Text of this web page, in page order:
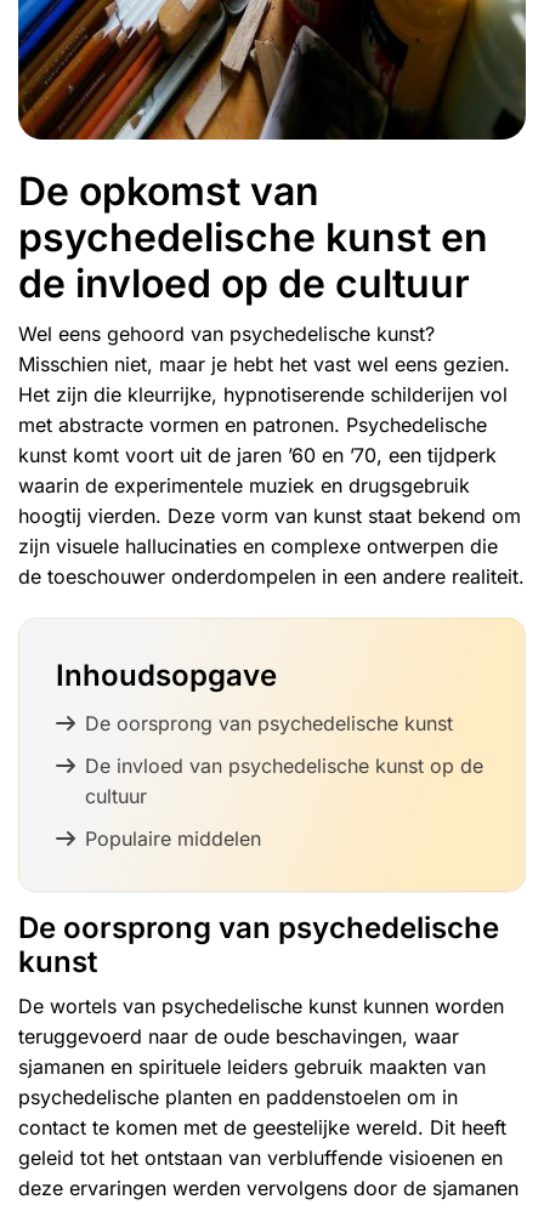
De opkomst van
psychedelische kunst en
de invloed op de cultuur
Wel eens gehoord van psychedelische kunst?
Misschien niet, maar je hebt het vast wel eens gezien.
Het zijn die kleurrijke, hypnotiserende schilderijen vol
met abstracte vormen en patronen. Psychedelische
kunst komt voort uit de jaren ’60 en ’70, een tijdperk
waarin de experimentele muziek en drugsgebruik
hoogtij vierden. Deze vorm van kunst staat bekend om
zijn visuele hallucinaties en complexe ontwerpen die
de toeschouwer onderdompelen in een andere realiteit.
Inhoudsopgave
De oorsprong van psychedelische kunst
De invloed van psychedelische kunst op de
cultuur
Populaire middelen
De oorsprong van psychedelische
kunst
De wortels van psychedelische kunst kunnen worden
teruggevoerd naar de oude beschavingen, waar
sjamanen en spirituele leiders gebruik maakten van
psychedelische planten en paddenstoelen om in
contact te komen met de geestelijke wereld. Dit heeft
geleid tot het ontstaan van verbluffende visioenen en
deze ervaringen werden vervolgens door de sjamanen